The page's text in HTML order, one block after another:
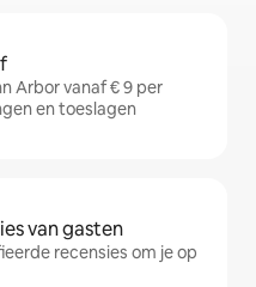
Arbor vanaf € 9 per
en toeslagen
van gasten
recensies om je op